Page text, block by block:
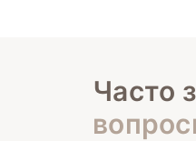
Часто